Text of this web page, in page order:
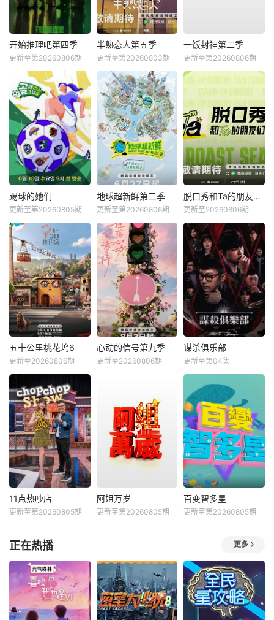
开始推理吧第四季
更新至第20260806期
半熟恋人第五季
更新至第20260803期
一饭封神第二季
更新至第20260806期
踢球的她们
更新至第20260805期
地球超新鲜第二季
更新至第20260806期
脱口秀和Ta的朋友们第三季
更新至20260806期
五十公里桃花坞6
更新至20260806期
心动的信号第九季
更新至20260806期
谋杀俱乐部
更新至第04集
11点热吵店
更新至第20260805期
阿姐万岁
更新至第20260805期
百变智多星
更新至第20260805期
正在热播 更多